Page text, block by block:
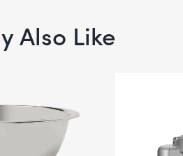
Also Like